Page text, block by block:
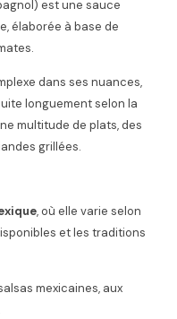
est une sauce
élaborée à base de
dans ses nuances,
longuement selon la
multitude de plats, des
grillées.
, où elle varie selon
et les traditions
mexicaines, aux